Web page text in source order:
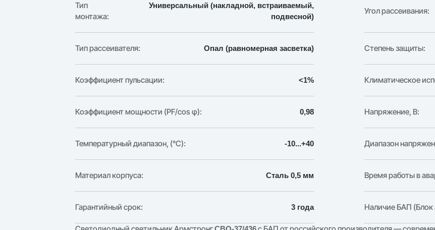
Тип
монтажа:
Универсальный (накладной, встраиваемый,
подвесной)
Угол рассеивания:
Тип рассеивателя: Опал (равномерная засветка) Степень защиты:
Коэффициент пульсации: <1% Климатическое
Коэффициент мощности (PF/cos φ): 0,98 Напряжение, В:
Температурный диапазон, (°C): -10...+40 Диапазон
Материал корпуса: Сталь 0,5 мм Время работы в
Гарантийный срок: 3 года Наличие БАП (Блок